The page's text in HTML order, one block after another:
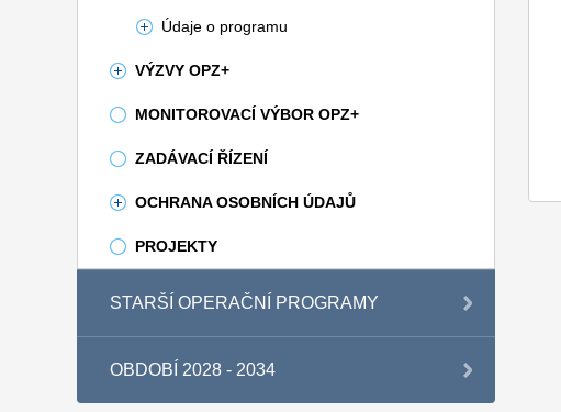
Údaje o programu
VÝZVY OPZ+
MONITOROVACÍ VÝBOR OPZ+
ZADÁVACÍ ŘÍZENÍ
OCHRANA OSOBNÍCH ÚDAJŮ
PROJEKTY
STARŠÍ OPERAČNÍ PROGRAMY
OBDOBÍ 2028 - 2034